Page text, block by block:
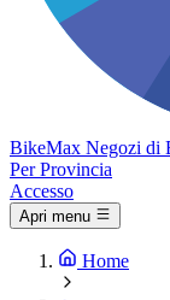
BikeMax Negozi di
Per Provincia
Accesso
Apri menu
Home